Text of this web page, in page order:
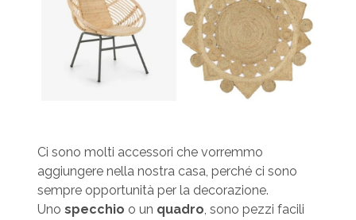
Ci sono molti accessori che vorremmo
aggiungere nella nostra casa, perché ci sono
sempre opportunità per la decorazione.
Uno specchio o un quadro, sono pezzi facili